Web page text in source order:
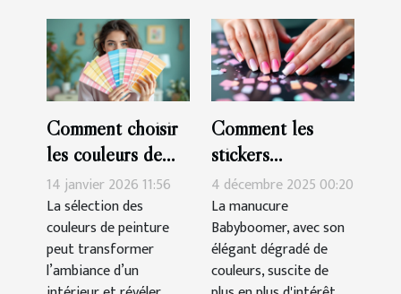
Comment choisir
les couleurs de
peinture pour
harmoniser votre
espace ?
14 janvier 2026 11:56
La sélection des
couleurs de peinture
peut transformer
l’ambiance d’un
Comment les
stickers
simplifient-ils la
réalisation d'une
manucure
Babyboomer ?
4 décembre 2025 00:20
La manucure
Babyboomer, avec son
élégant dégradé de
couleurs, suscite de